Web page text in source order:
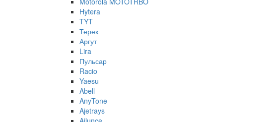
Hytera
TYT
Терек
Аргут
Lira
Пульсар
Racio
Yaesu
Abell
AnyTone
Ajetrays